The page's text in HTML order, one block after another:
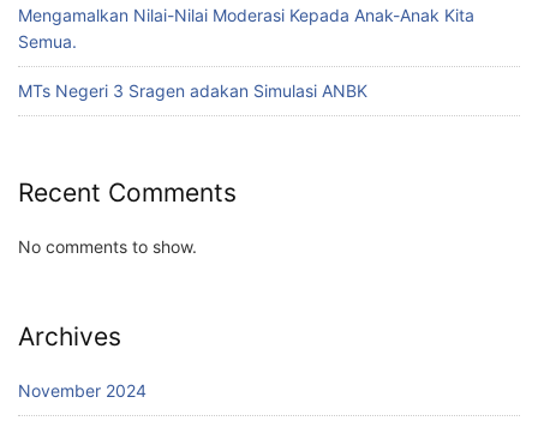
Mengamalkan Nilai-Nilai Moderasi Kepada Anak-Anak Kita
Semua.
MTs Negeri 3 Sragen adakan Simulasi ANBK
Recent Comments
No comments to show.
Archives
November 2024